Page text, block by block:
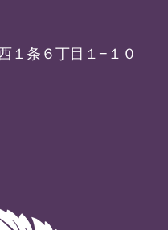
１条６丁目１−１０